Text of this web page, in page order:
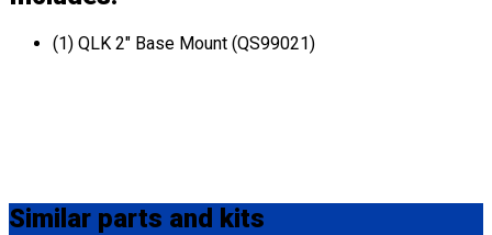
(1) QLK 2" Base Mount (QS99021)
Similar parts and kits